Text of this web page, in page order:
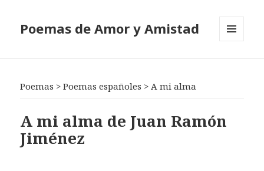
Poemas de Amor y Amistad
Poemas >Poemas españoles >A mi alma
A mi alma de Juan Ramón
Jiménez